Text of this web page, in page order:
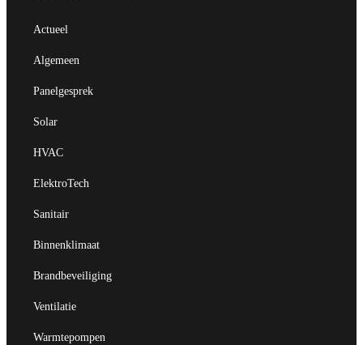
Actueel
Algemeen
Panelgesprek
Solar
HVAC
ElektroTech
Sanitair
Binnenklimaat
Brandbeveiliging
Ventilatie
Warmtepompen